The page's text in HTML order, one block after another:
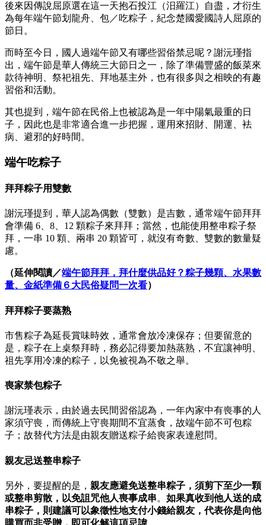
後來因傳說屈原選在這一天抱石投江（汨羅江）自盡，才衍生
為每年端午節划龍舟、包／吃粽子，紀念楚國愛國詩人屈原的
節日。
而時至今日，國人過端午節又有哪些習俗禁忌呢？謝沅瑾指
出，端午節是華人傳統三大節日之一，除了準備豐盛的飯菜來
款待神明、祭祀祖先、拜地基主外，也有很多與之相映的有趣
習俗和活動。
其也提到，端午節在民俗上也被認為是一年中陽氣最重的日
子，因此也是非常適合進一步把握，運用來招財、開運、袪
病、避邪的好時間。
端午吃粽子
拜拜粽子用雙數
謝沅瑾提到，華人認為偶數（雙數）是吉數，通常端午節拜拜
會準備 6、8、12 顆粽子來拜拜；當然，也能使用整串粽子祭
拜，一串 10 顆、兩串 20 顆皆可，就沒有奇數、雙數的數量疑
慮。
（延伸閱讀／端午節拜拜，拜什麼供品好？粽子幾顆、水果數
量、金紙準備６大民俗疑問一次看）
拜拜粽子要蒸熟
市售粽子為延長賞味時效，通常會放冷凍保存；但要留意的
是，粽子在上桌祭拜時，務必記得要加熱蒸熟，不宜讓神明、
祖先享用冷凍的粽子，以免被視為不敬之舉。
喪家禁包粽子
謝沅瑾表示，由於過去民間習俗認為，一年內家中有喪事的人
家須守喪，而傳統上守喪期間不宜蒸食，故端午節不可包粽
子；故替代方法是由親友贈送粽子給喪家表達慰問。
親友忌送整串粽子
另外，要提醒的是， 親友應避免送整串粽子，須剪下至少一顆
或整串剪散，以免詛咒他人喪事成串。 如果真收到他人送的成
串粽子，則建議可以象徵性地支付小錢給親友，代表你是向他
購買而非受贈，即可化解這項忌諱。